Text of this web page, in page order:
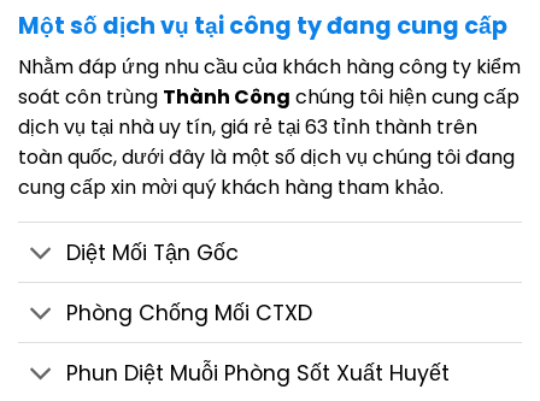
Một số dịch vụ tại công ty đang cung cấp
Nhằm đáp ứng nhu cầu của khách hàng công ty kiểm
soát côn trùng Thành Công chúng tôi hiện cung cấp
dịch vụ tại nhà uy tín, giá rẻ tại 63 tỉnh thành trên
toàn quốc, dưới đây là một số dịch vụ chúng tôi đang
cung cấp xin mời quý khách hàng tham khảo.
Diệt Mối Tận Gốc
Phòng Chống Mối CTXD
Phun Diệt Muỗi Phòng Sốt Xuất Huyết